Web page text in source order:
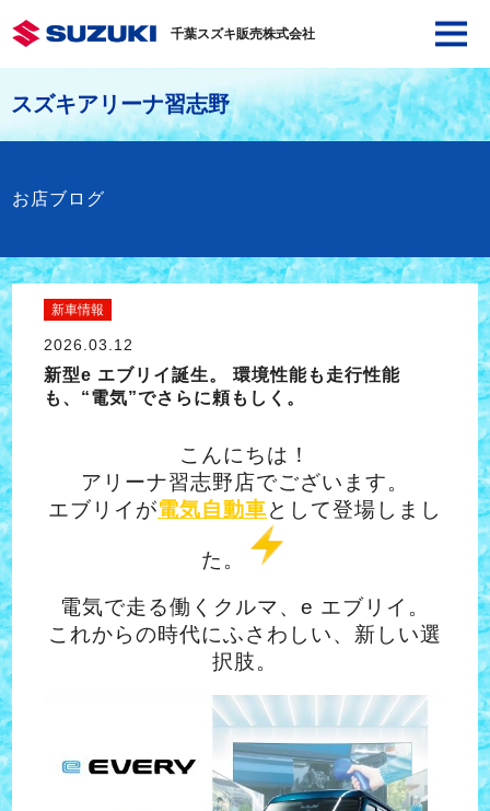
千葉スズキ販売株式会社
スズキアリーナ習志野
お店ブログ
新車情報
2026.03.12
新型e エブリイ誕生。 環境性能も走行性能
も、“電気”でさらに頼もしく。
こんにちは！
アリーナ習志野店でございます。
エブリイが電気自動車として登場しまし
た。
電気で走る働くクルマ、e エブリイ。
これからの時代にふさわしい、新しい選
択肢。